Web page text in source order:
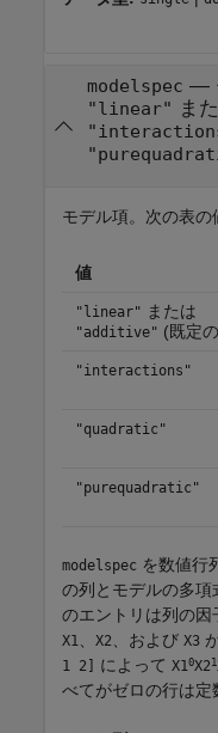
modelspec —
"linear" ま
モデル項。次の表の
値
"linear" または
"additive" (既定
"interactions"
"quadratic"
"purequadratic"
modelspec を数値行
の列とモデルの多
のエントリは列の
X1、 X2 、および X3
1 2]
によって X10X21
べてがゼロの行は定